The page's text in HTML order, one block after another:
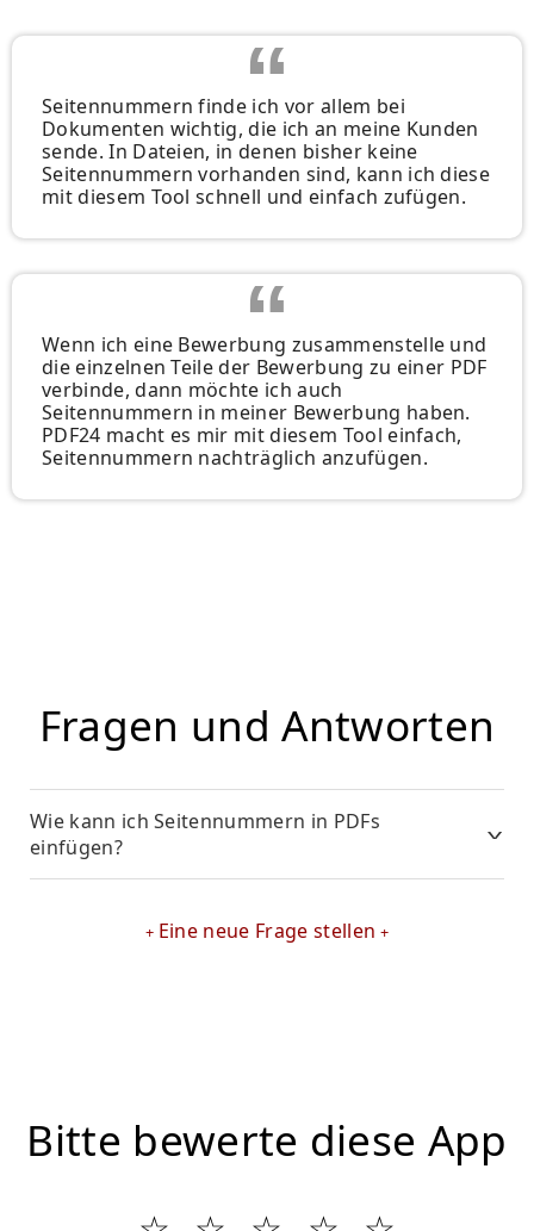
Seitennummern finde ich vor allem bei
Dokumenten wichtig, die ich an meine Kunden
sende. In Dateien, in denen bisher keine
Seitennummern vorhanden sind, kann ich diese
mit diesem Tool schnell und einfach zufügen.
Wenn ich eine Bewerbung zusammenstelle und
die einzelnen Teile der Bewerbung zu einer PDF
verbinde, dann möchte ich auch
Seitennummern in meiner Bewerbung haben.
PDF24 macht es mir mit diesem Tool einfach,
Seitennummern nachträglich anzufügen.
Fragen und Antworten
Wie kann ich Seitennummern in PDFs
einfügen?
Eine neue Frage stellen
Bitte bewerte diese App